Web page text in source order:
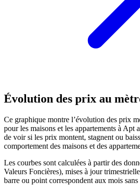
Évolution des prix au
Ce graphique montre l’évolution des prix
pour les maisons et les appartements à Apt
de voir si les prix montent, stagnent ou
comportement des maisons et des
Les courbes sont calculées à partir des
Valeurs Foncières), mises à jour
barre ou point correspondent aux mois